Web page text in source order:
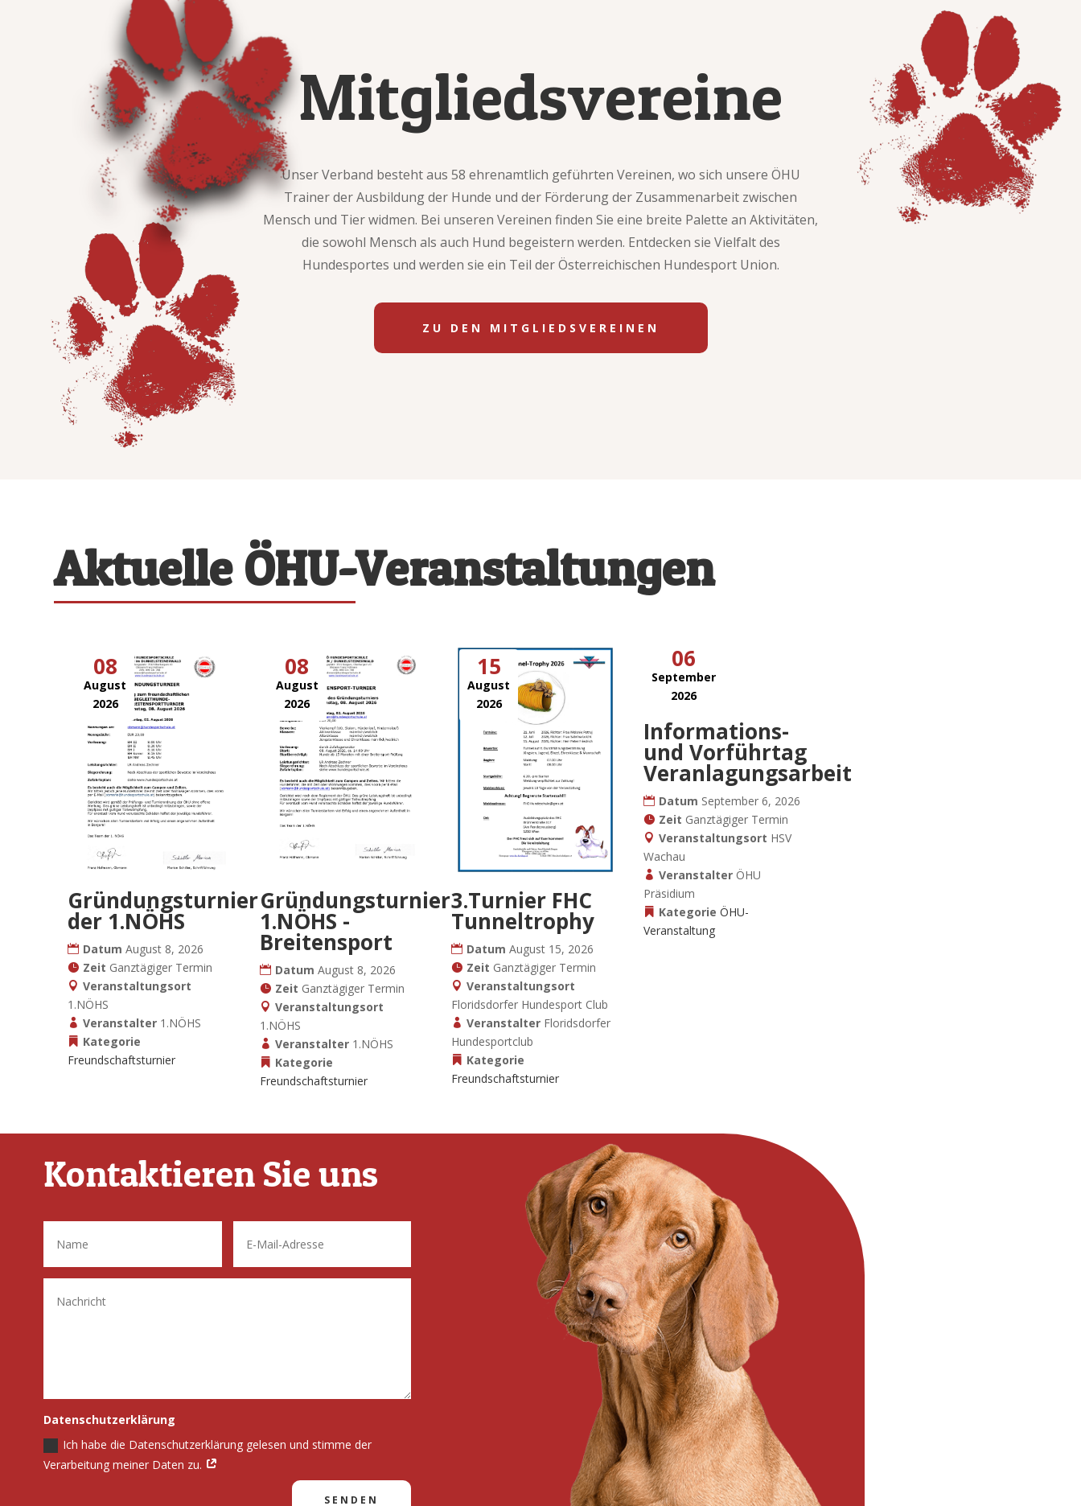
Mitgliedsvereine
Unser Verband besteht aus 58 ehrenamtlich geführten Vereinen, wo sich unsere ÖHU
Trainer der Ausbildung der Hunde und der Förderung der Zusammenarbeit zwischen
Mensch und Tier widmen. Bei unseren Vereinen finden Sie eine breite Palette an Aktivitäten,
die sowohl Mensch als auch Hund begeistern werden. Entdecken sie Vielfalt des
Hundesportes und werden sie ein Teil der Österreichischen Hundesport Union.
ZU DEN MITGLIEDSVEREINEN
Aktuelle ÖHU-Veranstaltungen
08
August
2026
Gründungsturnier
der 1.NÖHS
Datum August 8, 2026
Zeit Ganztägiger Termin
Veranstaltungsort
1.NÖHS
Veranstalter 1.NÖHS
Kategorie
Freundschaftsturnier
08
August
2026
Gründungsturnier
1.NÖHS -
Breitensport
Datum August 8, 2026
Zeit Ganztägiger Termin
Veranstaltungsort
1.NÖHS
Veranstalter 1.NÖHS
Kategorie
Freundschaftsturnier
15
August
2026
3.Turnier FHC
Tunneltrophy
Datum August 15, 2026
Zeit Ganztägiger Termin
Veranstaltungsort
Floridsdorfer Hundesport Club
Veranstalter Floridsdorfer
Hundesportclub
Kategorie
Freundschaftsturnier
06
September
2026
Informations-
und Vorführtag
Veranlagungsarbeit
Datum September 6, 2026
Zeit Ganztägiger Termin
Veranstaltungsort HSV
Wachau
Veranstalter ÖHU
Präsidium
Kategorie ÖHU-
Veranstaltung
Kontaktieren Sie uns
Datenschutzerklärung
Ich habe die Datenschutzerklärung gelesen und stimme der
Verarbeitung meiner Daten zu.
SENDEN